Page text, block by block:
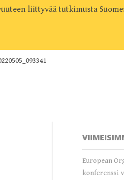
liittyvää tutkimusta
European
konferenssi